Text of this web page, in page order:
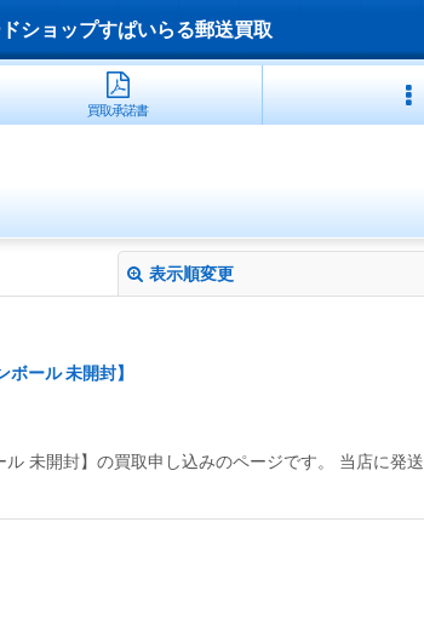
ショップすぱいらる郵送買取
買取承諾書
表示順変更
絞り込む
ール 未開封】
未開封】の買取申し込みのページです。 当店に発